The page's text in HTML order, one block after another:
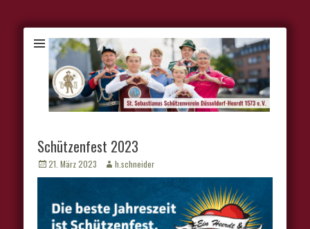
Schützenfest 2023
Veröffentlicht
am
21. März 2023 Autorh.schneider